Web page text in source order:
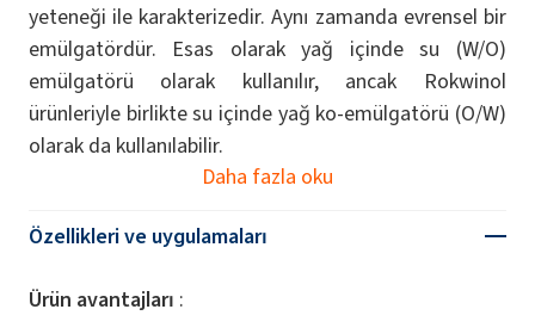
yeteneği ile karakterizedir. Aynı zamanda evrensel bir
emülgatördür. Esas olarak yağ içinde su (W/O)
emülgatörü olarak kullanılır, ancak Rokwinol
ürünleriyle birlikte su içinde yağ ko-emülgatörü (O/W)
olarak da kullanılabilir.
Daha fazla oku
Özellikleri ve uygulamaları
Ürün avantajları :